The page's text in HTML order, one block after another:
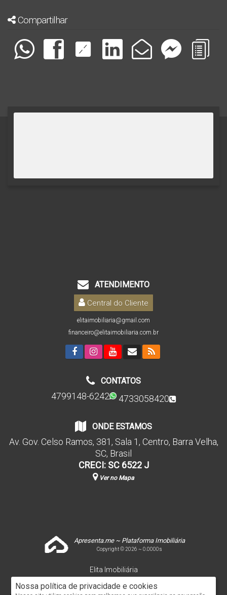
Nossa política de privacidade e cookies
Compartilhar
ATENDIMENTO
Central do Cliente
elitaimobiliaria@gmail.com
financeiro@elitaimobiliaria.com.br
CONTATOS
4799148-6242 4733058420
ONDE ESTAMOS
Av. Gov. Celso Ramos, 381 , Sala 1 , Centro, Barra Velha,
SC, Brasil
CRECI: SC 6522 J
Ver no Mapa
Apresenta.me ~ Plataforma Imobiliária
Copyright © 2026 ~ 0.0000s
Elita Imobiliária
www.elitaimobiliaria.com.br